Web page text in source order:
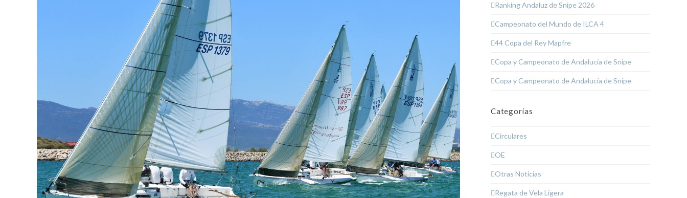
Ranking Andaluz de Snipe 2026
Campeonato del Mundo de ILCA 4
44 Copa del Rey Mapfre
Copa y Campeonato de Andalucía de Snipe
Copa y Campeonato de Andalucía de Snipe
Categorías
Circulares
OE
Otras Noticias
Regata de Vela Ligera